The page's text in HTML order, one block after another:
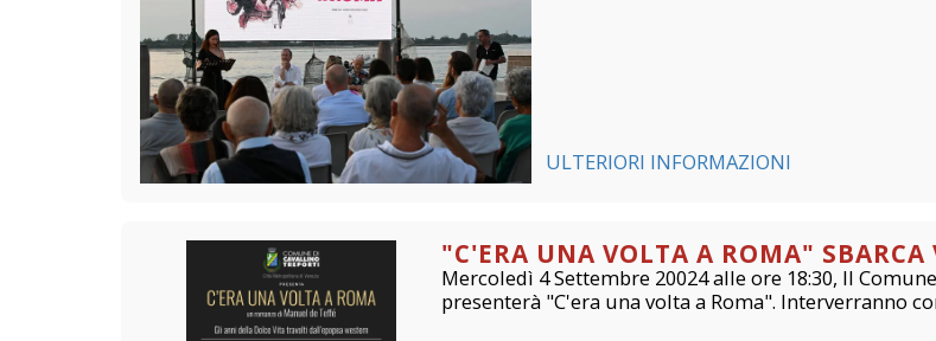
ULTERIORI INFORMAZIONI
"C'ERA UNA VOLTA A ROMA" SBARCA
Mercoledì 4 Settembre 20024 alle ore 18:30, Il
presenterà "C'era una volta a Roma". Interverranno